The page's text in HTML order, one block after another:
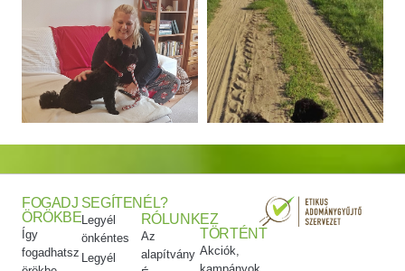
FOGADJ
ÖRÖKBE
Így
fogadhatsz
SEGÍTENÉL?
Legyél
önkéntes
Legyél
RÓLUNK
Az
alapítvány
EZ
TÖRTÉNT
Akciók,